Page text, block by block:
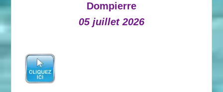
Dompierre
05 juillet 2026